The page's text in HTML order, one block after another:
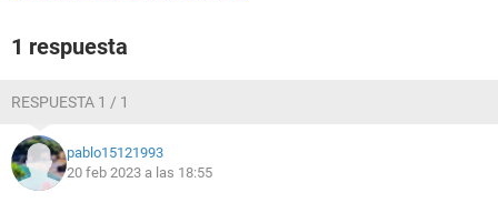
1 respuesta
RESPUESTA 1 / 1
pablo15121993
20 feb 2023 a las 18:55